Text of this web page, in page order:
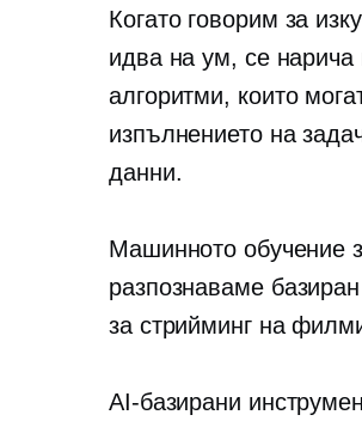
Когато говорим за
идва на ум, се
алгоритми, които
изпълнението на
данни.
Машинното обучение
разпознаваме
за стрийминг на
AI-базирани